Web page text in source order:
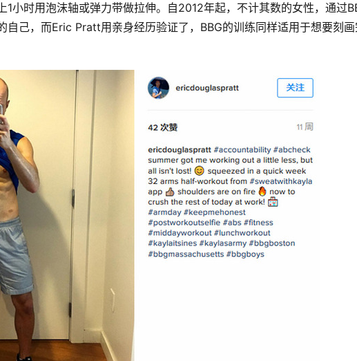
1小时用泡沫轴或弹力带做拉伸。自2012年起，不计其数的女性，通过
自己，而Eric Pratt用亲身经历验证了，BBG的训练同样适用于想要刻